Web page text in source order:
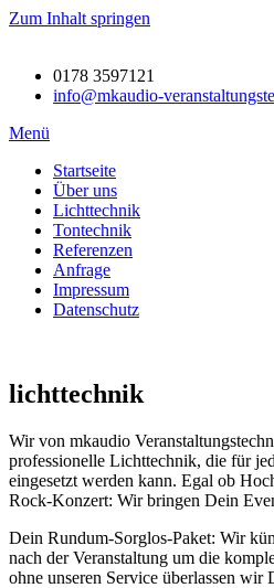
Zum Inhalt springen
0178 3597121
info@mkaudio-
Menü
Startseite
Über uns
Lichttechnik
Tontechnik
Referenzen
Anfrage
Impressum
Datenschutz
lichttechnik
Wir von mkaudio
professionelle Lichttechnik, die für
eingesetzt werden kann. Egal ob
Rock-Konzert: Wir bringen Dein
Dein Rundum-Sorglos-Paket: Wir
nach der Veranstaltung um die
ohne unseren Service überlassen wir